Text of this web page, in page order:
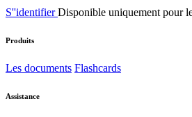
S''identifierDisponible uniquement pour
Produits
Les documents Flashcards
Assistance